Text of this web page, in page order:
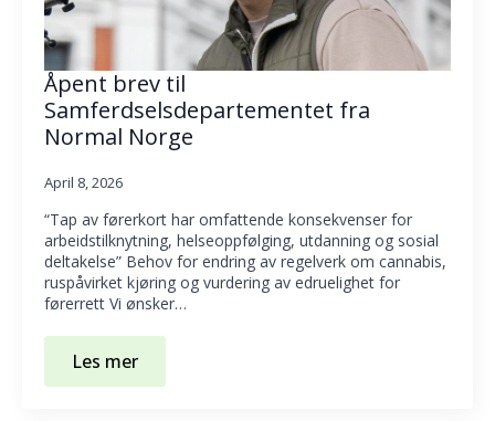
Åpent brev til
Samferdselsdepartementet fra
Normal Norge
April 8, 2026
“Tap av førerkort har omfattende konsekvenser for
arbeidstilknytning, helseoppfølging, utdanning og sosial
deltakelse” Behov for endring av regelverk om cannabis,
ruspåvirket kjøring og vurdering av edruelighet for
førerrett Vi ønsker…
Les mer